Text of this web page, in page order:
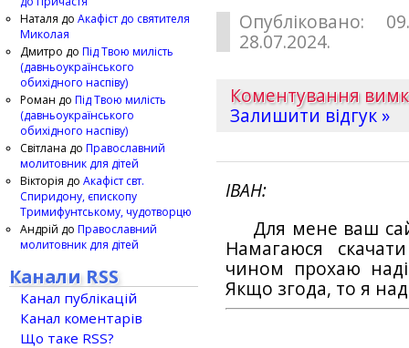
Опубліковано:
28.07.2024.
Коментування
Залишити відгук »
ІВАН
Для мене ваш
Намагаюся
чином прохаю
Якщо згода, то я
Наталя до Акафіст до святителя
Миколая
Дмитро до Під Твою милість
(давньоукраїнського
обихідного наспіву)
Роман до Під Твою милість
(давньоукраїнського
обихідного наспіву)
Світлана до Православний
молитовник для дітей
Вікторія до Акафіст свт.
Спиридону, єпископу
Тримифунтському, чудотворцю
Андрій до Православний
молитовник для дітей
Канали RSS
Канал публікацій
Канал коментарів
Що таке RSS?